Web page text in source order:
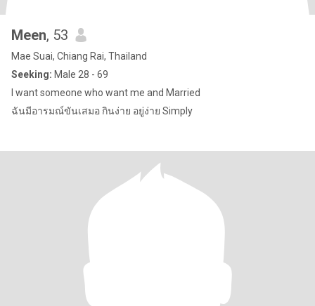
Meen, 53
Mae Suai, Chiang Rai, Thailand
Seeking: Male 28 - 69
I want someone who want me and Married
ฉันมีอารมณ์ขันเสมอ กินง่าย อยู่ง่าย Simply